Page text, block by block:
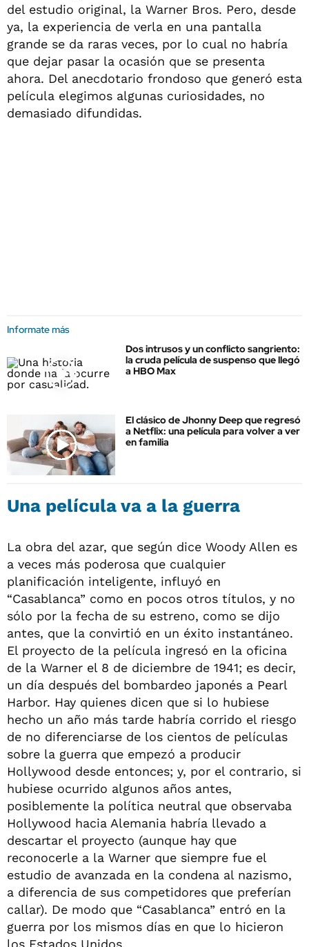
del estudio original, la Warner Bros. Pero, desde
ya, la experiencia de verla en una pantalla
grande se da raras veces, por lo cual no habría
que dejar pasar la ocasión que se presenta
ahora. Del anecdotario frondoso que generó esta
película elegimos algunas curiosidades, no
demasiado difundidas.
Informate más
Dos intrusos y un conflicto sangriento:
la cruda película de suspenso que llegó
a HBO Max
El clásico de Jhonny Deep que regresó
a Netflix: una película para volver a ver
en familia
Una película va a la guerra
La obra del azar, que según dice Woody Allen es
a veces más poderosa que cualquier
planificación inteligente, influyó en
“Casablanca” como en pocos otros títulos, y no
sólo por la fecha de su estreno, como se dijo
antes, que la convirtió en un éxito instantáneo.
El proyecto de la película ingresó en la oficina
de la Warner el 8 de diciembre de 1941; es decir,
un día después del bombardeo japonés a Pearl
Harbor. Hay quienes dicen que si lo hubiese
hecho un año más tarde habría corrido el riesgo
de no diferenciarse de los cientos de películas
sobre la guerra que empezó a producir
Hollywood desde entonces; y, por el contrario, si
hubiese ocurrido algunos años antes,
posiblemente la política neutral que observaba
Hollywood hacia Alemania habría llevado a
descartar el proyecto (aunque hay que
reconocerle a la Warner que siempre fue el
estudio de avanzada en la condena al nazismo,
a diferencia de sus competidores que preferían
callar). De modo que “Casablanca” entró en la
guerra por los mismos días en que lo hicieron
los Estados Unidos.